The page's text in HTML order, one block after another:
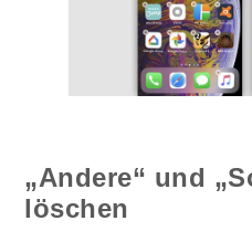
„Andere“ und
löschen